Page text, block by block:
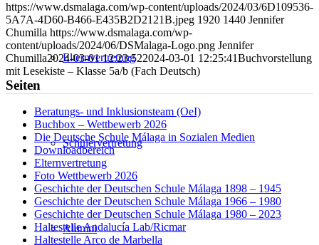
Elternvertretung
Schülervertretung
Alumni
Mail
teilen
https://www.dsmalaga.com/wp-content/uploads/2024/03/6D109536-
5A7A-4D60-B466-E435B2D2121B.jpeg 1920 1440 Jennifer
Chumilla https://www.dsmalaga.com/wp-
content/uploads/2024/06/DSMalaga-Logo.png Jennifer
Chumilla2024-03-01 12:23:522024-03-01 12:25:41Buchvorstellung
mit Lesekiste – Klasse 5a/b (Fach Deutsch)
Seiten
Beratungs- und Inklusionsteam (OeI)
Buchbox – Wettbewerb 2026
Die Deutsche Schule Málaga in Sozialen Medien
Downloadbereich
Elternvertretung
Foto Wettbewerb 2026
Geschichte der Deutschen Schule Málaga 1898 – 1945
Geschichte der Deutschen Schule Málaga 1966 – 1980
Geschichte der Deutschen Schule Málaga 1980 – 2023
Haltestelle Andalucía Lab/Ricmar
Haltestelle Arco de Marbella